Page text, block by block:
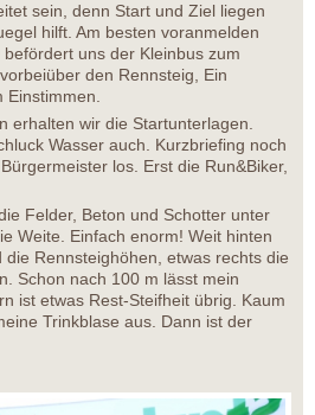
sein, denn Start und Ziel liegen
hilft. Am besten voranmelden
uns der Kleinbus zum
den Rennsteig, Ein
Einstimmen.
erhalten wir die Startunterlagen.
Wasser auch. Kurzbriefing noch
los. Erst die Run&Biker,
Felder, Beton und Schotter unter
Weite. Einfach enorm! Weit hinten
Rennsteighöhen, etwas rechts die
Schon nach 100 m lässt mein
ist etwas Rest-Steifheit übrig. Kaum
Trinkblase aus. Dann ist der